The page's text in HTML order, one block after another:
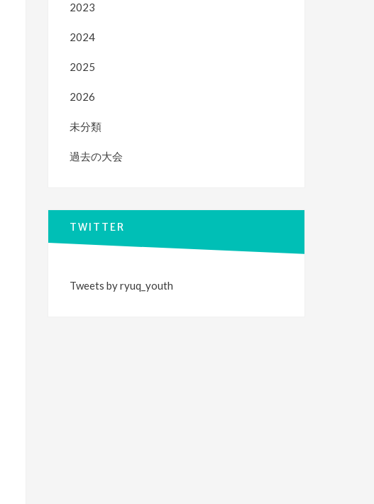
2023
2024
2025
2026
未分類
過去の大会
TWITTER
Tweets by ryuq_youth